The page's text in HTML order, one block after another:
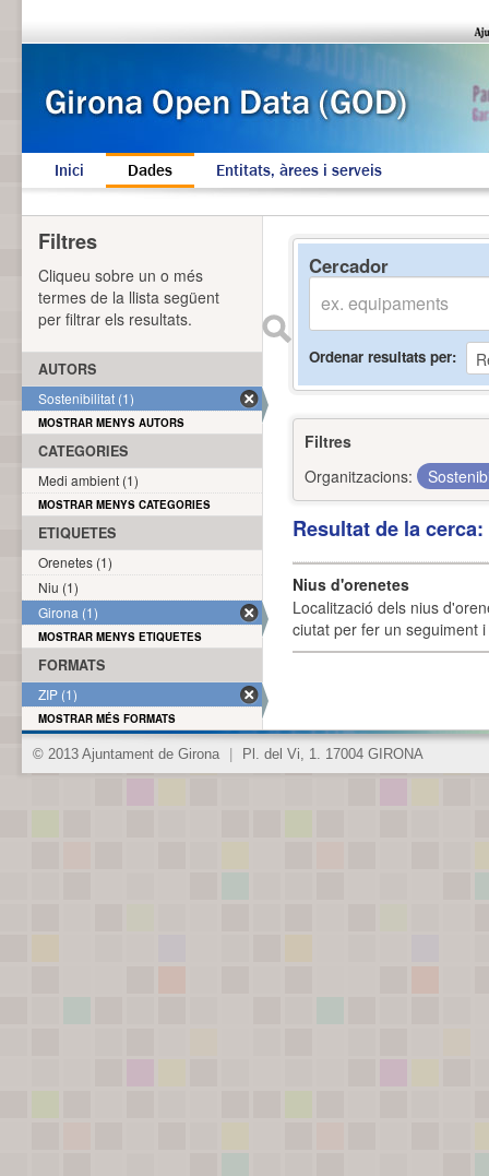
Inici Dades Entitats, àrees i serveis
Cercador
Ordenar resultats per
Filtres
Organitzacions:
Resultat de la
Nius d'orenetes
Localització dels nius
ciutat per fer un seguiment
Filtres
Cliqueu sobre un o més
termes de la llista següent
per filtrar els resultats.
AUTORS
Sostenibilitat (1)
MOSTRAR MENYS AUTORS
CATEGORIES
Medi ambient (1)
MOSTRAR MENYS CATEGORIES
ETIQUETES
Orenetes (1)
Niu (1)
Girona (1)
MOSTRAR MENYS ETIQUETES
FORMATS
ZIP (1)
MOSTRAR MÉS FORMATS
© 2013 Ajuntament de Girona Pl. del Vi, 1. 17004 GIRONA